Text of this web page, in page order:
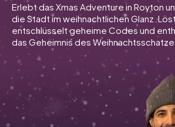
Touren
Teamevent
Tickets
INT AT CH
FR UK
Erlebt das Xmas Adventure in Royton
die Stadt im weihnachtlichen Glanz.
entschlüsselt geheime Codes und
das Geheimnis des